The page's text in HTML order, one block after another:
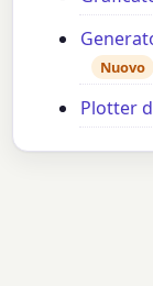
Nuovo
Plotter